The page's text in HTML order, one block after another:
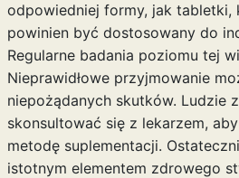
odpowiedniej formy, jak tabletki,
powinien być dostosowany do
Regularne badania poziomu tej
Nieprawidłowe przyjmowanie
niepożądanych skutków. Ludzie
skonsultować się z lekarzem,
metodę suplementacji.
istotnym elementem zdrowego